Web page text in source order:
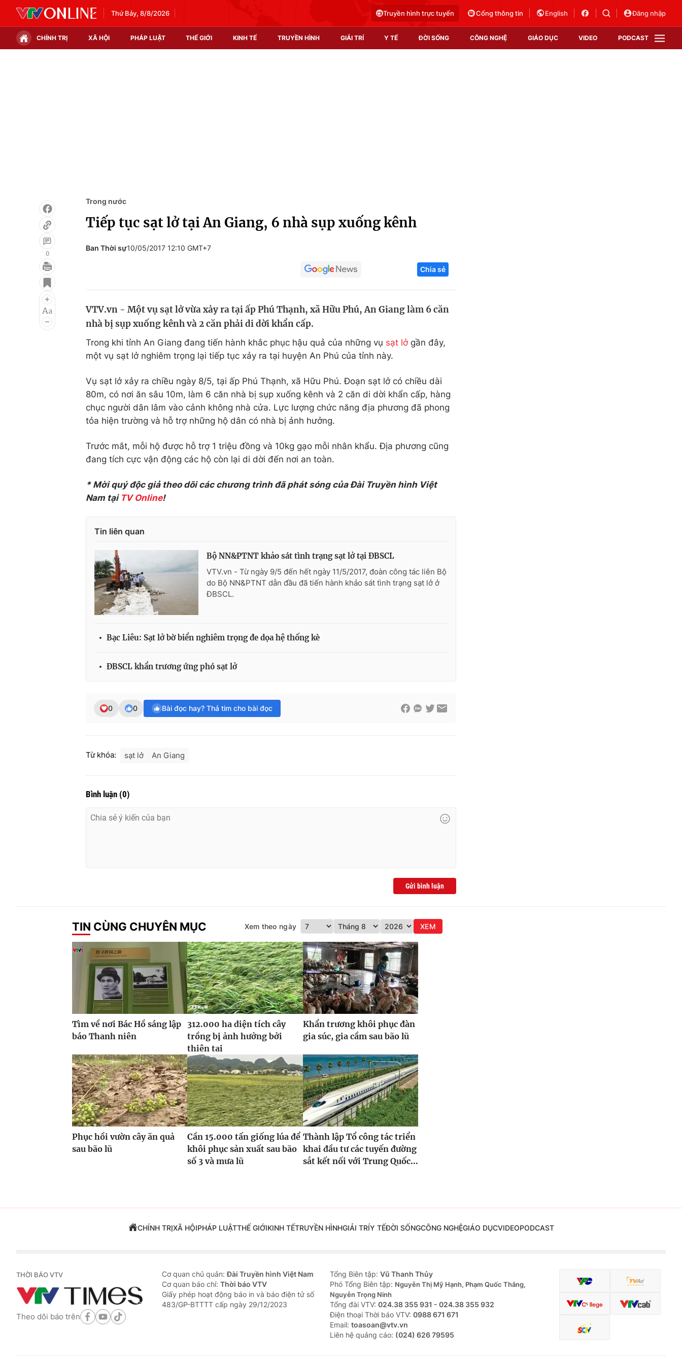
Thứ Bảy, 8/8/2026 Truyền hình trực tuyến Cổng thông tin English Đăng nhập
CHÍNH TRỊ XÃ HỘI PHÁP LUẬT THẾ GIỚI KINH TẾ TRUYỀN HÌNH GIẢI TRÍ Y TẾ ĐỜI SỐNG CÔNG NGHỆ GIÁO DỤC VIDEO PODCAST
Infographic
Điện ảnh
Âm nhạc
Làm đẹp
Học trực tuyến
Công nghệ
Sản phẩm
Tư vấn
0
Trong nước
Tiếp tục sạt lở tại An Giang, 6 nhà sụp xuống kênh
Ban Thời sự10/05/2017 12:10 GMT+7
Chia sẻ
VTV.vn - Một vụ sạt lở vừa xảy ra tại ấp Phú Thạnh, xã Hữu Phú, An Giang làm 6 căn
nhà bị sụp xuống kênh và 2 căn phải di dời khẩn cấp.
Trong khi tỉnh An Giang đang tiến hành khắc phục hậu quả của những vụ sạt lởgần đây,
một vụ sạt lở nghiêm trọng lại tiếp tục xảy ra tại huyện An Phú của tỉnh này.
Vụ sạt lở xảy ra chiều ngày 8/5, tại ấp Phú Thạnh, xã Hữu Phú. Đoạn sạt lở có chiều dài
80m, có nơi ăn sâu 10m, làm 6 căn nhà bị sụp xuống kênh và 2 căn di dời khẩn cấp, hàng
chục người dân lâm vào cảnh không nhà cửa. Lực lượng chức năng địa phương đã phong
tỏa hiện trường và hỗ trợ những hộ dân có nhà bị ảnh hưởng.
Trước mắt, mỗi hộ được hỗ trợ 1 triệu đồng và 10kg gạo mỗi nhân khẩu. Địa phương cũng
đang tích cực vận động các hộ còn lại di dời đến nơi an toàn.
* Mời quý độc giả theo dõi các chương trình đã phát sóng của Đài Truyền hình Việt
Nam tại TV Online!
Tin liên quan
Bộ NN&PTNT khảo sát tình trạng sạt lở tại ĐBSCL
VTV.vn - Từ ngày 9/5 đến hết ngày 11/5/2017, đoàn công tác liên Bộ
do Bộ NN&PTNT dẫn đầu đã tiến hành khảo sát tình trạng sạt lở ở
ĐBSCL.
Bạc Liêu: Sạt lở bờ biển nghiêm trọng đe dọa hệ thống kè
ĐBSCL khẩn trương ứng phó sạt lở
0 0 Bài đọc hay? Thả tim cho bài đọc
Từ khóa: sạt lở An Giang
Bình luận (0)
Gửi bình luận
TIN CÙNG CHUYÊN MỤC Xem theo ngày XEM
Tìm về nơi Bác Hồ sáng lập
báo Thanh niên
312.000 ha diện tích cây
trồng bị ảnh hưởng bởi
thiên tai
Khẩn trương khôi phục đàn
gia súc, gia cầm sau bão lũ
Phục hồi vườn cây ăn quả
sau bão lũ
Cần 15.000 tấn giống lúa để
khôi phục sản xuất sau bão
số 3 và mưa lũ
Thành lập Tổ công tác triển
khai đầu tư các tuyến đường
sắt kết nối với Trung Quốc...
CHÍNH TRỊXÃ HỘIPHÁP LUẬTTHẾ GIỚIKINH TẾTRUYỀN HÌNHGIẢI TRÍY TẾĐỜI SỐNGCÔNG NGHỆGIÁO DỤCVIDEOPODCAST
THỜI BÁO VTV
Theo dõi báo trên
Cơ quan chủ quản:Đài Truyền hình Việt Nam
Cơ quan báo chí: Thời báo VTV
Giấy phép hoạt động báo in và báo điện tử số
483/GP-BTTTT cấp ngày 29/12/2023
Tổng Biên tập: Vũ Thanh Thủy
Phó Tổng Biên tập: Nguyễn Thị Mỹ Hạnh, Phạm Quốc Thắng,
Nguyễn Trọng Ninh
Tổng đài VTV: 024.38 355 931 - 024.38 355 932
Ðiện thoại Thời báo VTV: 0988 671 671
Email: toasoan@vtv.vn
Liên hệ quảng cáo: (024) 626 79595